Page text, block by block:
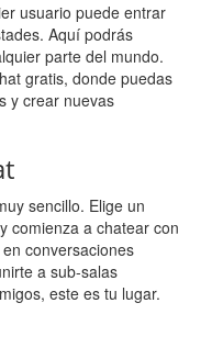
usuario puede entrar
Aquí podrás
parte del mundo.
gratis, donde puedas
y crear nuevas
sencillo. Elige un
comienza a chatear con
conversaciones
a sub-salas
este es tu lugar.